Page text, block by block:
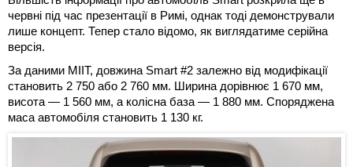
червні під час презентації в Римі, однак тоді демонстрували
лише концепт. Тепер стало відомо, як виглядатиме серійна
версія.
За даними MIIT, довжина Smart #2 залежно від модифікації
становить 2 750 або 2 760 мм. Ширина дорівнює 1 670 мм,
висота — 1 560 мм, а колісна база — 1 880 мм. Споряджена
маса автомобіля становить 1 130 кг.